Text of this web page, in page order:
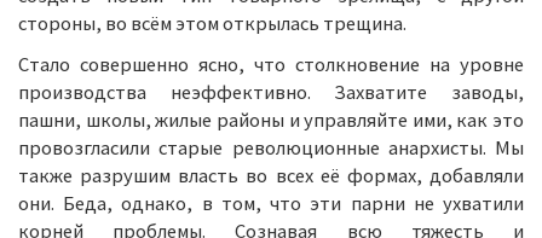
стороны, во всём этом открылась трещина.
Стало совершенно ясно, что столкновение на уровне
производства неэффективно. Захватите заводы,
пашни, школы, жилые районы и управляйте ими, как это
провозгласили старые революционные анархисты. Мы
также разрушим власть во всех её формах, добавляли
они. Беда, однако, в том, что эти парни не ухватили
корней проблемы. Сознавая всю тяжесть и